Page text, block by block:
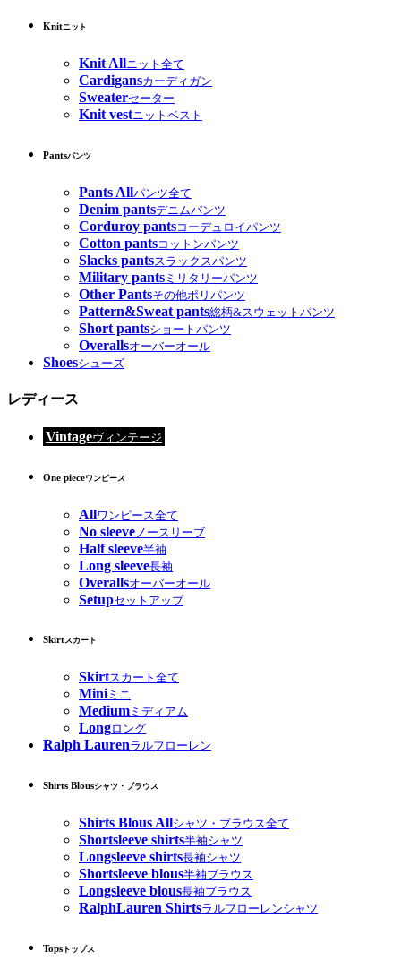
Knitニット
Knit Allニット全て
Cardigansカーディガン
Sweaterセーター
Knit vestニットベスト
Pantsパンツ
Pants Allパンツ全て
Denim pantsデニムパンツ
Corduroy pantsコーデュロイパンツ
Cotton pantsコットンパンツ
Slacks pantsスラックスパンツ
Military pants ミリタリーパンツ
Other Pantsその他ポリパンツ
Pattern&Sweat pants総柄&スウェットパンツ
Short pantsショートパンツ
Overallsオーバーオール
Shoesシューズ
レディース
Vintageヴィンテージ
One pieceワンピース
Allワンピース全て
No sleeve ノースリーブ
Half sleeve半袖
Long sleeve長袖
Overallsオーバーオール
Setupセットアップ
Skirtスカート
Skirtスカート全て
Miniミニ
Medium ミディアム
Longロング
Ralph Laurenラルフローレン
Shirts Blousシャツ・ブラウス
Shirts Blous Allシャツ・ブラウス全て
Shortsleeve shirts半袖シャツ
Longsleeve shirts長袖シャツ
Shortsleeve blous半袖ブラウス
Longsleeve blous長袖ブラウス
RalphLauren Shirtsラルフローレンシャツ
Tops トップス